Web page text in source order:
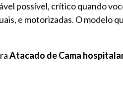
possível, crítico quando
e motorizadas. O
Atacado de Cama